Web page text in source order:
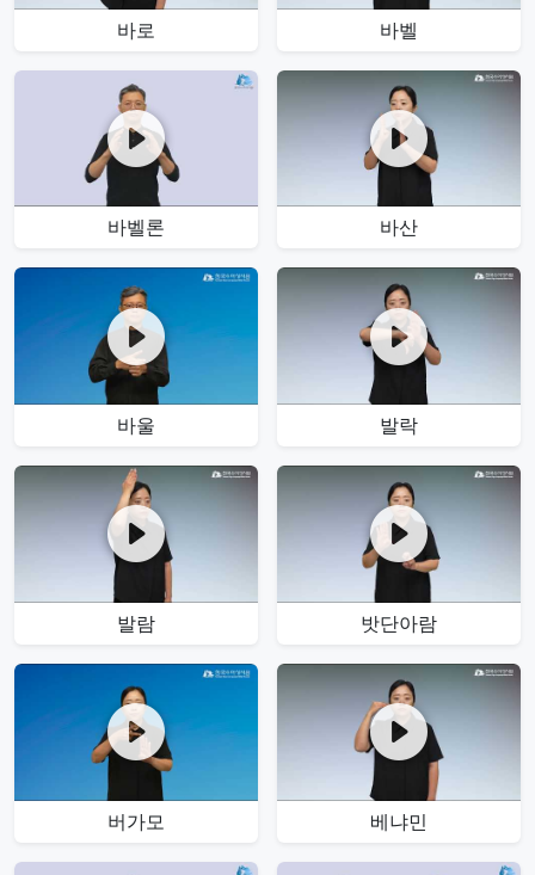
바로 바벨
바벨론 바산
바울 발락
발람 밧단아람
버가모 베냐민